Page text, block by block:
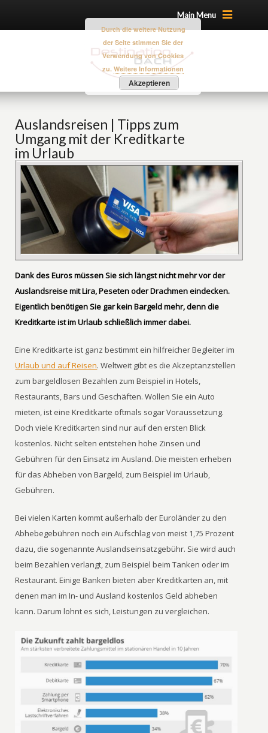
Main Menu
Auslandsreisen | Tipps zum
Umgang mit der Kreditkarte
im Urlaub
Dank des Euros müssen Sie sich längst nicht mehr vor der
Auslandsreise mit Lira, Peseten oder Drachmen eindecken.
Eigentlich benötigen Sie gar kein Bargeld mehr, denn die
Kreditkarte ist im Urlaub schließlich immer dabei.
Eine Kreditkarte ist ganz bestimmt ein hilfreicher Begleiter im
Urlaub und auf Reisen. Weltweit gibt es die Akzeptanzstellen
zum bargeldlosen Bezahlen zum Beispiel in Hotels,
Restaurants, Bars und Geschäften. Wollen Sie ein Auto
mieten, ist eine Kreditkarte oftmals sogar Voraussetzung.
Doch viele Kreditkarten sind nur auf den ersten Blick
kostenlos. Nicht selten entstehen hohe Zinsen und
Gebühren für den Einsatz im Ausland. Die meisten erheben
für das Abheben von Bargeld, zum Beispiel im Urlaub,
Gebühren.
Bei vielen Karten kommt außerhalb der Euroländer zu den
Abhebegebühren noch ein Aufschlag von meist 1,75 Prozent
dazu, die sogenannte Auslandseinsatzgebühr. Sie wird auch
beim Bezahlen verlangt, zum Beispiel beim Tanken oder im
Restaurant. Einige Banken bieten aber Kreditkarten an, mit
denen man im In- und Ausland kostenlos Geld abheben
kann. Darum lohnt es sich, Leistungen zu vergleichen.
Durch die weitere Nutzung
der Seite stimmen Sie der
Verwendung von Cookies
zu. Weitere Informationen
Akzeptieren